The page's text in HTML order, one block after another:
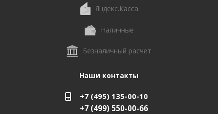
Яндекс.Касса
Наличные
Безналичный расчет
Наши контакты
+7 (495) 135-00-10
+7 (499) 550-00-66